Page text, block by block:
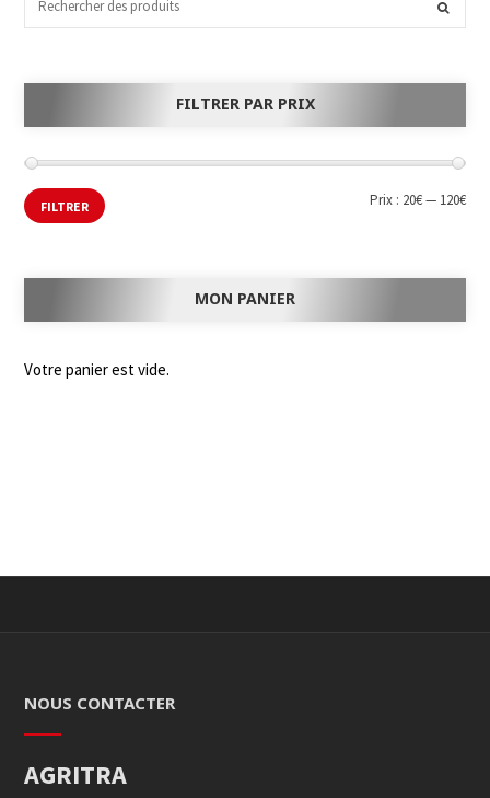
FILTRER PAR PRIX
FILTRER Prix : 20€— 120€
MON PANIER
Votre panier est vide.
NOUS CONTACTER
AGRITRA